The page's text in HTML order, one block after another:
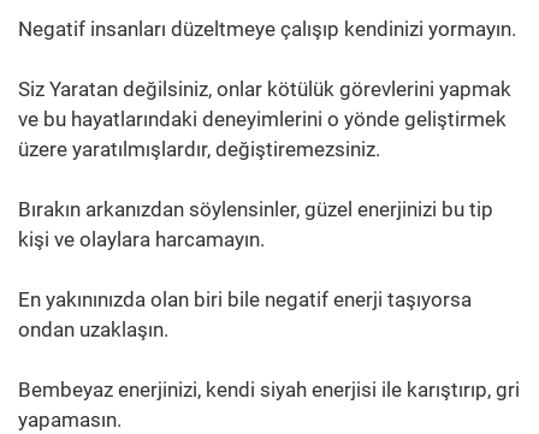
Negatif insanları düzeltmeye çalışıp kendinizi yormayın.
Siz Yaratan değilsiniz, onlar kötülük görevlerini yapmak
ve bu hayatlarındaki deneyimlerini o yönde geliştirmek
üzere yaratılmışlardır, değiştiremezsiniz.
Bırakın arkanızdan söylensinler, güzel enerjinizi bu tip
kişi ve olaylara harcamayın.
En yakınınızda olan biri bile negatif enerji taşıyorsa
ondan uzaklaşın.
Bembeyaz enerjinizi, kendi siyah enerjisi ile karıştırıp, gri
yapamasın.